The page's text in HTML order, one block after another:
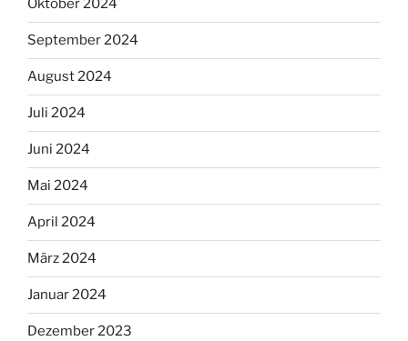
Oktober 2024
September 2024
August 2024
Juli 2024
Juni 2024
Mai 2024
April 2024
März 2024
Januar 2024
Dezember 2023